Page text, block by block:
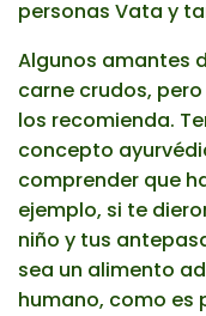
personas Vata y
Algunos amantes
carne crudos,
los recomienda.
concepto
comprender que
ejemplo, si te
niño y tus
sea un alimento
humano, como es